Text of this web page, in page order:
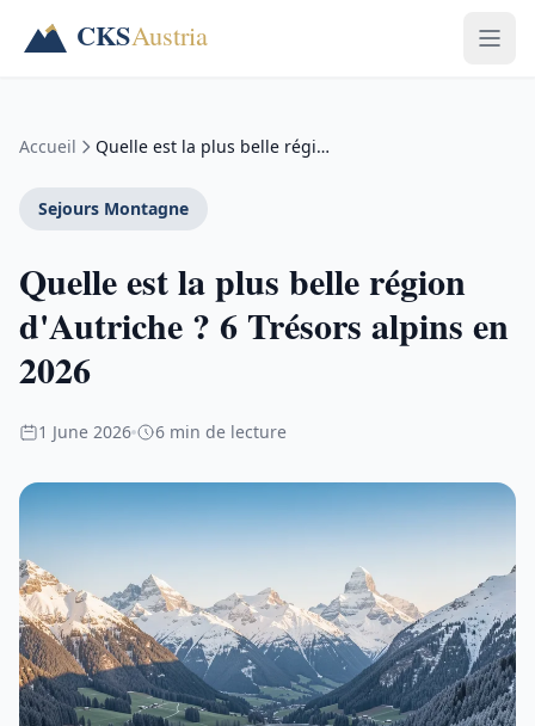
Accueil Quelle est la plus belle région d'Autriche ? 6 …
Sejours Montagne
Quelle est la plus belle région
d'Autriche ? 6 Trésors alpins en
2026
1 June 2026 6 min de lecture